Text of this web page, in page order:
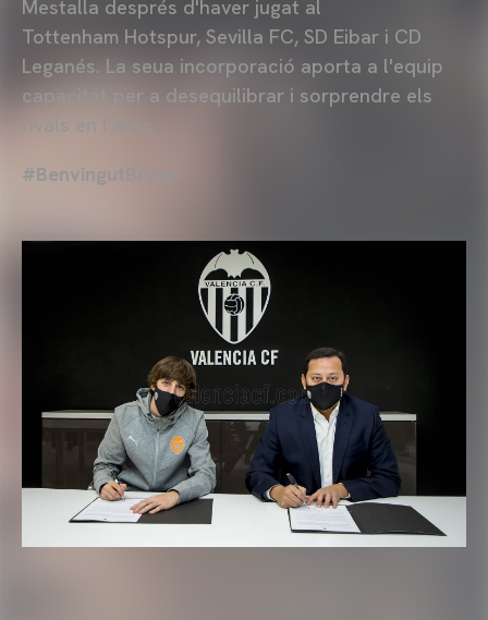
Mestalla després d'haver jugat al
Tottenham Hotspur, Sevilla FC, SD Eibar i CD
Leganés. La seua incorporació aporta a l'equip
capacitat per a desequilibrar i sorprendre els
rivals en l'atac.
#BenvingutBryan